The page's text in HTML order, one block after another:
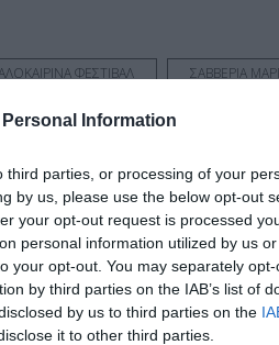
Information
parties, or processing of your
by us, please use the below opt-out
your opt-out request is processed
personal information utilized by us
your opt-out. You may separately
by third parties on the IAB’s list of
by us to third parties on the
it to other third parties.
ΦΕΣΤΙΒΑΛ
ΣΑΒΒΕΡΙΑ